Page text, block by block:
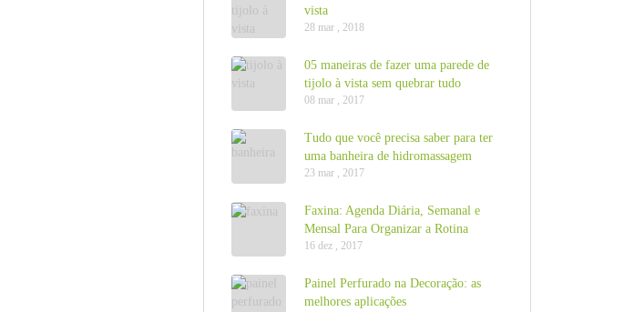
vista
28 mar , 2018
05 maneiras de fazer uma parede de
tijolo à vista sem quebrar tudo
08 mar , 2017
Tudo que você precisa saber para ter
uma banheira de hidromassagem
23 mar , 2017
Faxina: Agenda Diária, Semanal e
Mensal Para Organizar a Rotina
16 dez , 2017
Painel Perfurado na Decoração: as
melhores aplicações